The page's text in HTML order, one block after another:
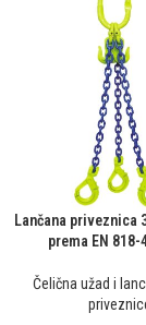
Lančana priveznica
prema EN 818-
Čelična užad i